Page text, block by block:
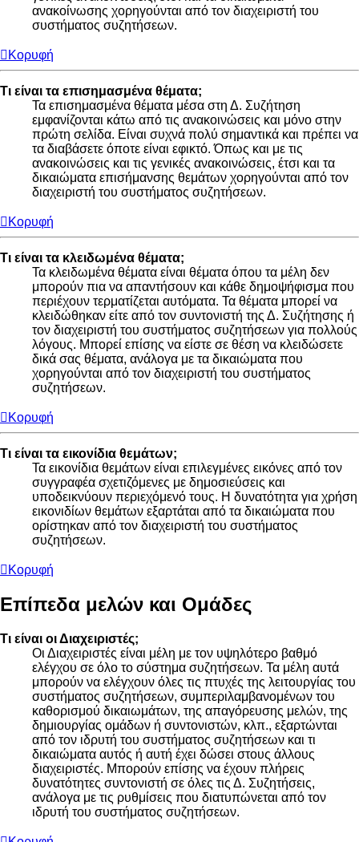
ανακοίνωσης χορηγούνται από τον διαχειριστή του
συστήματος συζητήσεων.
Κορυφή
Τι είναι τα επισημασμένα θέματα;
Τα επισημασμένα θέματα μέσα στη Δ. Συζήτηση
εμφανίζονται κάτω από τις ανακοινώσεις και μόνο στην
πρώτη σελίδα. Είναι συχνά πολύ σημαντικά και πρέπει να
τα διαβάσετε όποτε είναι εφικτό. Όπως και με τις
ανακοινώσεις και τις γενικές ανακοινώσεις, έτσι και τα
δικαιώματα επισήμανσης θεμάτων χορηγούνται από τον
διαχειριστή του συστήματος συζητήσεων.
Κορυφή
Τι είναι τα κλειδωμένα θέματα;
Τα κλειδωμένα θέματα είναι θέματα όπου τα μέλη δεν
μπορούν πια να απαντήσουν και κάθε δημοψήφισμα που
περιέχουν τερματίζεται αυτόματα. Τα θέματα μπορεί να
κλειδώθηκαν είτε από τον συντονιστή της Δ. Συζήτησης ή
τον διαχειριστή του συστήματος συζητήσεων για πολλούς
λόγους. Μπορεί επίσης να είστε σε θέση να κλειδώσετε
δικά σας θέματα, ανάλογα με τα δικαιώματα που
χορηγούνται από τον διαχειριστή του συστήματος
συζητήσεων.
Κορυφή
Τι είναι τα εικονίδια θεμάτων;
Τα εικονίδια θεμάτων είναι επιλεγμένες εικόνες από τον
συγγραφέα σχετιζόμενες με δημοσιεύσεις και
υποδεικνύουν περιεχόμενό τους. Η δυνατότητα για χρήση
εικονιδίων θεμάτων εξαρτάται από τα δικαιώματα που
ορίστηκαν από τον διαχειριστή του συστήματος
συζητήσεων.
Κορυφή
Επίπεδα μελών και Ομάδες
Τι είναι οι Διαχειριστές;
Οι Διαχειριστές είναι μέλη με τον υψηλότερο βαθμό
ελέγχου σε όλο το σύστημα συζητήσεων. Τα μέλη αυτά
μπορούν να ελέγχουν όλες τις πτυχές της λειτουργίας του
συστήματος συζητήσεων, συμπεριλαμβανομένων του
καθορισμού δικαιωμάτων, της απαγόρευσης μελών, της
δημιουργίας ομάδων ή συντονιστών, κλπ., εξαρτώνται
από τον ιδρυτή του συστήματος συζητήσεων και τι
δικαιώματα αυτός ή αυτή έχει δώσει στους άλλους
διαχειριστές. Μπορούν επίσης να έχουν πλήρεις
δυνατότητες συντονιστή σε όλες τις Δ. Συζητήσεις,
ανάλογα με τις ρυθμίσεις που διατυπώνεται από τον
ιδρυτή του συστήματος συζητήσεων.